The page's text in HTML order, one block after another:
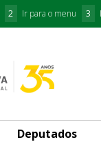
2 Ir para o menu 3
Deputados